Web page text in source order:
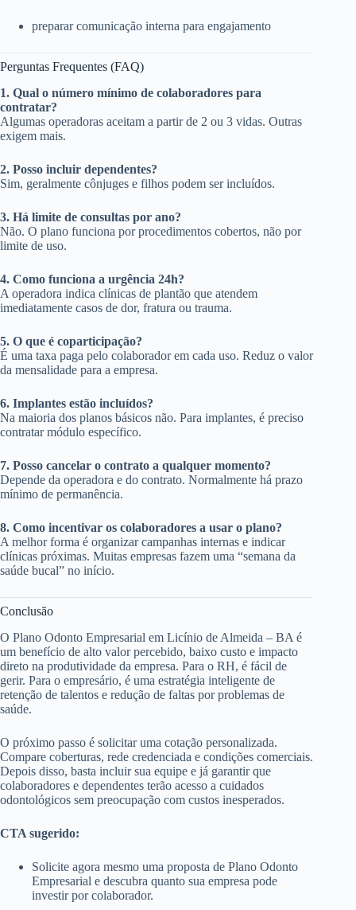
preparar comunicação interna para engajamento
Perguntas Frequentes (FAQ)
1. Qual o número mínimo de colaboradores para
contratar?
Algumas operadoras aceitam a partir de 2 ou 3 vidas. Outras
exigem mais.
2. Posso incluir dependentes?
Sim, geralmente cônjuges e filhos podem ser incluídos.
3. Há limite de consultas por ano?
Não. O plano funciona por procedimentos cobertos, não por
limite de uso.
4. Como funciona a urgência 24h?
A operadora indica clínicas de plantão que atendem
imediatamente casos de dor, fratura ou trauma.
5. O que é coparticipação?
É uma taxa paga pelo colaborador em cada uso. Reduz o valor
da mensalidade para a empresa.
6. Implantes estão incluídos?
Na maioria dos planos básicos não. Para implantes, é preciso
contratar módulo específico.
7. Posso cancelar o contrato a qualquer momento?
Depende da operadora e do contrato. Normalmente há prazo
mínimo de permanência.
8. Como incentivar os colaboradores a usar o plano?
A melhor forma é organizar campanhas internas e indicar
clínicas próximas. Muitas empresas fazem uma “semana da
saúde bucal” no início.
Conclusão
O Plano Odonto Empresarial em Licínio de Almeida – BA é
um benefício de alto valor percebido, baixo custo e impacto
direto na produtividade da empresa. Para o RH, é fácil de
gerir. Para o empresário, é uma estratégia inteligente de
retenção de talentos e redução de faltas por problemas de
saúde.
O próximo passo é solicitar uma cotação personalizada.
Compare coberturas, rede credenciada e condições comerciais.
Depois disso, basta incluir sua equipe e já garantir que
colaboradores e dependentes terão acesso a cuidados
odontológicos sem preocupação com custos inesperados.
CTA sugerido:
Solicite agora mesmo uma proposta de Plano Odonto
Empresarial e descubra quanto sua empresa pode
investir por colaborador.